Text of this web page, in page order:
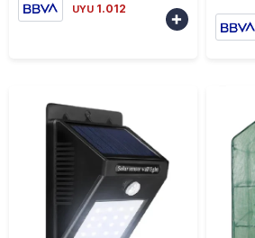
UYU 1.012
